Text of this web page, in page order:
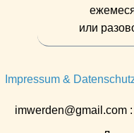
или
Impressum &
imwerden@gmail.com